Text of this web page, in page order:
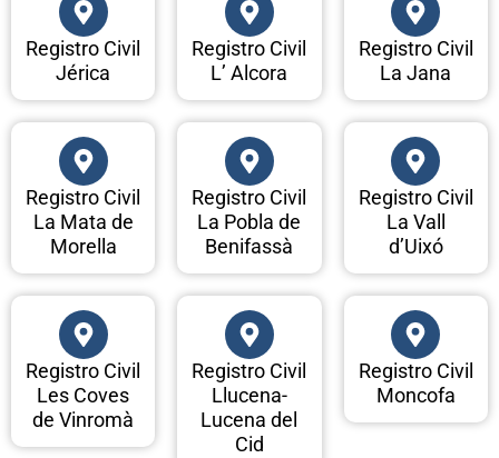
Registro Civil
Jérica
Registro Civil
L’ Alcora
Registro Civil
La Jana
Registro Civil
La Mata de
Morella
Registro Civil
La Pobla de
Benifassà
Registro Civil
La Vall
d’Uixó
Registro Civil
Les Coves
de Vinromà
Registro Civil
Llucena-
Lucena del
Cid
Registro Civil
Moncofa